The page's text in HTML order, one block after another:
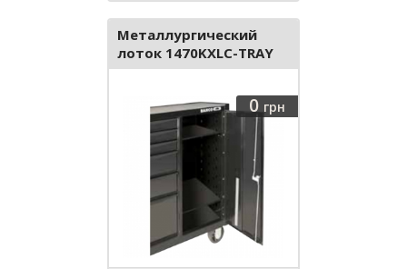
Металлургический
лоток 1470KXLC-TRAY
0 грн